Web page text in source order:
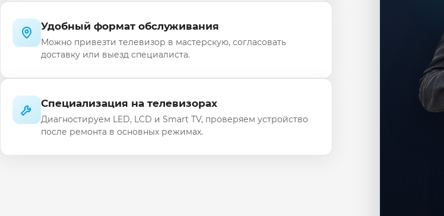
Удобный формат обслуживания
Можно привезти телевизор в мастерскую, согласовать
доставку или выезд специалиста.
Специализация на телевизорах
Диагностируем LED, LCD и Smart TV, проверяем устройство
после ремонта в основных режимах.